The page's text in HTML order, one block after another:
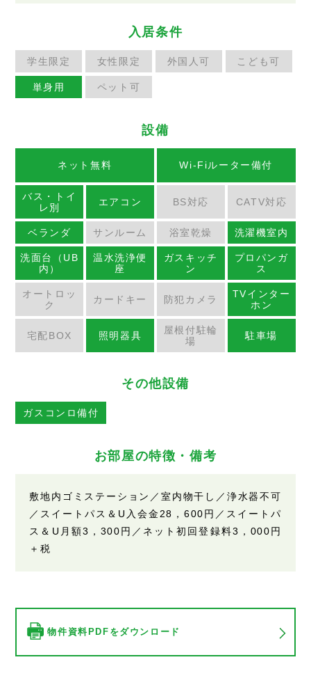
入居条件
学生限定 女性限定 外国人可 こども可
単身用 ペット可
設備
ネット無料 Wi-Fiルーター備付
バス・トイ
レ別
エアコン BS対応 CATV対応
ベランダ サンルーム 浴室乾燥 洗濯機室内
洗面台（UB
内）
温水洗浄便
座
ガスキッチ
ン
プロパンガ
ス
オートロッ
ク
カードキー 防犯カメラ
TVインター
ホン
宅配BOX 照明器具
屋根付駐輪
場
駐車場
その他設備
ガスコンロ備付
お部屋の特徴・備考
敷地内ゴミステーション／室内物干し／浄水器不可
／スイートパス＆U入会金28，600円／スイートパ
ス＆U月額3，300円／ネット初回登録料3，000円
＋税
物件資料PDFをダウンロード